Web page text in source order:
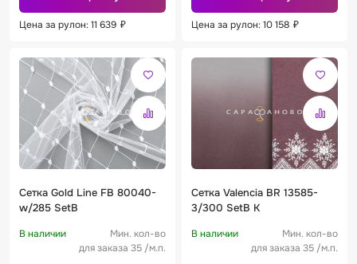
Цена за рулон: 11 639 ₽ Цена за рулон: 10 158 ₽
Сетка Gold Line FB 80040-
w/285 SetB
В наличии
Мин. кол-во
для заказа 35 /м.п.
Сетка Valencia BR 13585-
3/300 SetB K
В наличии
Мин. кол-во
для заказа 35 /м.п.